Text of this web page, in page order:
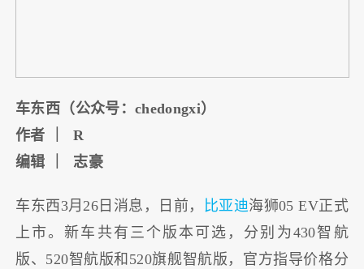
车东西（公众号：chedongxi）
作者 ｜ R
编辑 ｜ 志豪
车东西3月26日消息，日前， 比亚迪海狮05 EV正式
上市。新车共有三个版本可选，分别为430智航
版、520智航版和520旗舰智航版，官方指导价格分